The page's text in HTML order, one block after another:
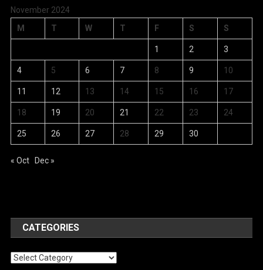
November 2024
M
T W T F S S
1 2 3
4 5 6 7 8 9 10
11 12 13 14 15 16 17
18 19 20 21 22 23 24
25 26 27 28 29 30
« Oct Dec »
CATEGORIES
Categories